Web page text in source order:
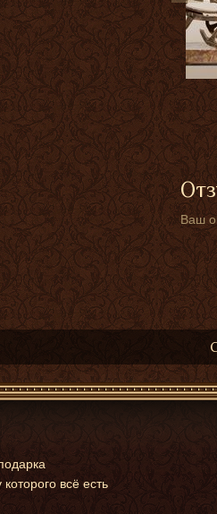
Ваш
всё есть